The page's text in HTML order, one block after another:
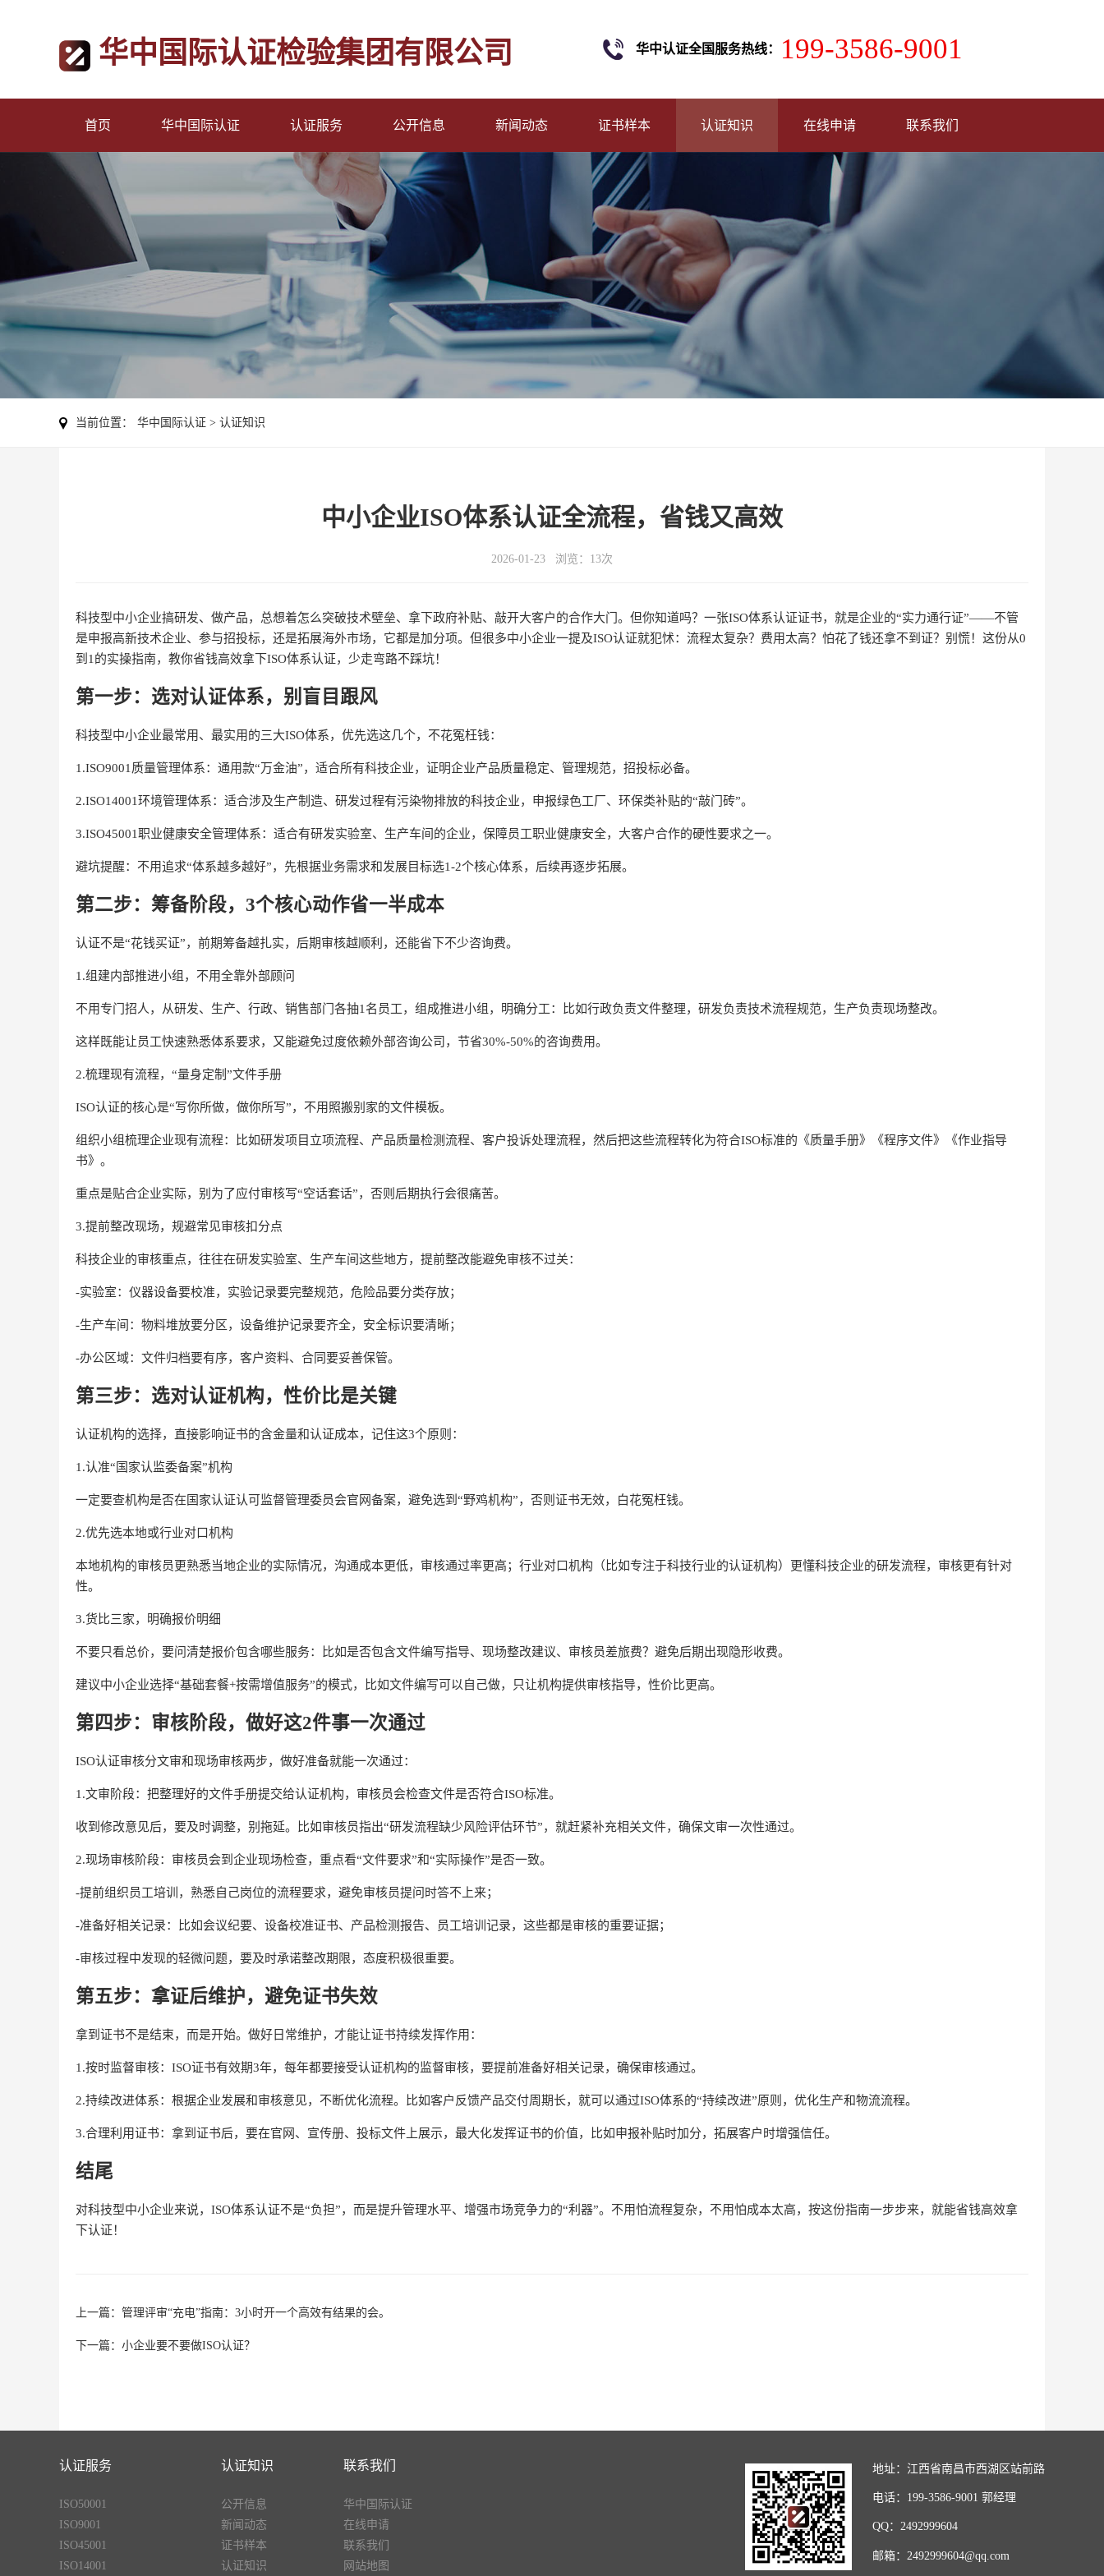
华中国际认证检验集团有限公司 华中认证全国服务热线： 199-3586-9001
首页 华中国际认证 认证服务 公开信息 新闻动态 证书样本 认证知识 在线申请 联系我们
当前位置： 华中国际认证 > 认证知识
中小企业ISO体系认证全流程，省钱又高效
2026-01-23 浏览：13次
科技型中小企业搞研发、做产品，总想着怎么突破技术壁垒、拿下政府补贴、敲开大客户的合作大门。但你知道吗？一张ISO体系认证证书，就是企业的“实力通行证”——不管
是申报高新技术企业、参与招投标，还是拓展海外市场，它都是加分项。但很多中小企业一提及ISO认证就犯怵：流程太复杂？费用太高？怕花了钱还拿不到证？别慌！这份从0
到1的实操指南，教你省钱高效拿下ISO体系认证，少走弯路不踩坑！
第一步：选对认证体系，别盲目跟风
科技型中小企业最常用、最实用的三大ISO体系，优先选这几个，不花冤枉钱：
1.ISO9001质量管理体系：通用款“万金油”，适合所有科技企业，证明企业产品质量稳定、管理规范，招投标必备。
2.ISO14001环境管理体系：适合涉及生产制造、研发过程有污染物排放的科技企业，申报绿色工厂、环保类补贴的“敲门砖”。
3.ISO45001职业健康安全管理体系：适合有研发实验室、生产车间的企业，保障员工职业健康安全，大客户合作的硬性要求之一。
避坑提醒：不用追求“体系越多越好”，先根据业务需求和发展目标选1-2个核心体系，后续再逐步拓展。
第二步：筹备阶段，3个核心动作省一半成本
认证不是“花钱买证”，前期筹备越扎实，后期审核越顺利，还能省下不少咨询费。
1.组建内部推进小组，不用全靠外部顾问
不用专门招人，从研发、生产、行政、销售部门各抽1名员工，组成推进小组，明确分工：比如行政负责文件整理，研发负责技术流程规范，生产负责现场整改。
这样既能让员工快速熟悉体系要求，又能避免过度依赖外部咨询公司，节省30%-50%的咨询费用。
2.梳理现有流程，“量身定制”文件手册
ISO认证的核心是“写你所做，做你所写”，不用照搬别家的文件模板。
组织小组梳理企业现有流程：比如研发项目立项流程、产品质量检测流程、客户投诉处理流程，然后把这些流程转化为符合ISO标准的《质量手册》《程序文件》《作业指导
书》。
重点是贴合企业实际，别为了应付审核写“空话套话”，否则后期执行会很痛苦。
3.提前整改现场，规避常见审核扣分点
科技企业的审核重点，往往在研发实验室、生产车间这些地方，提前整改能避免审核不过关：
-实验室：仪器设备要校准，实验记录要完整规范，危险品要分类存放；
-生产车间：物料堆放要分区，设备维护记录要齐全，安全标识要清晰；
-办公区域：文件归档要有序，客户资料、合同要妥善保管。
第三步：选对认证机构，性价比是关键
认证机构的选择，直接影响证书的含金量和认证成本，记住这3个原则：
1.认准“国家认监委备案”机构
一定要查机构是否在国家认证认可监督管理委员会官网备案，避免选到“野鸡机构”，否则证书无效，白花冤枉钱。
2.优先选本地或行业对口机构
本地机构的审核员更熟悉当地企业的实际情况，沟通成本更低，审核通过率更高；行业对口机构（比如专注于科技行业的认证机构）更懂科技企业的研发流程，审核更有针对
性。
3.货比三家，明确报价明细
不要只看总价，要问清楚报价包含哪些服务：比如是否包含文件编写指导、现场整改建议、审核员差旅费？避免后期出现隐形收费。
建议中小企业选择“基础套餐+按需增值服务”的模式，比如文件编写可以自己做，只让机构提供审核指导，性价比更高。
第四步：审核阶段，做好这2件事一次通过
ISO认证审核分文审和现场审核两步，做好准备就能一次通过：
1.文审阶段：把整理好的文件手册提交给认证机构，审核员会检查文件是否符合ISO标准。
收到修改意见后，要及时调整，别拖延。比如审核员指出“研发流程缺少风险评估环节”，就赶紧补充相关文件，确保文审一次性通过。
2.现场审核阶段：审核员会到企业现场检查，重点看“文件要求”和“实际操作”是否一致。
-提前组织员工培训，熟悉自己岗位的流程要求，避免审核员提问时答不上来；
-准备好相关记录：比如会议纪要、设备校准证书、产品检测报告、员工培训记录，这些都是审核的重要证据；
-审核过程中发现的轻微问题，要及时承诺整改期限，态度积极很重要。
第五步：拿证后维护，避免证书失效
拿到证书不是结束，而是开始。做好日常维护，才能让证书持续发挥作用：
1.按时监督审核：ISO证书有效期3年，每年都要接受认证机构的监督审核，要提前准备好相关记录，确保审核通过。
2.持续改进体系：根据企业发展和审核意见，不断优化流程。比如客户反馈产品交付周期长，就可以通过ISO体系的“持续改进”原则，优化生产和物流流程。
3.合理利用证书：拿到证书后，要在官网、宣传册、投标文件上展示，最大化发挥证书的价值，比如申报补贴时加分，拓展客户时增强信任。
结尾
对科技型中小企业来说，ISO体系认证不是“负担”，而是提升管理水平、增强市场竞争力的“利器”。不用怕流程复杂，不用怕成本太高，按这份指南一步步来，就能省钱高效拿
下认证！
上一篇： 管理评审“充电”指南：3小时开一个高效有结果的会。
下一篇： 小企业要不要做ISO认证？
认证服务
ISO50001
ISO9001
ISO45001
ISO14001
认证知识
公开信息
新闻动态
证书样本
认证知识
联系我们
华中国际认证
在线申请
联系我们
网站地图
地址：江西省南昌市西湖区站前路
电话：199-3586-9001 郭经理
QQ：2492999604
邮箱：2492999604@qq.com